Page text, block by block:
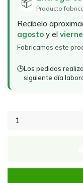
Producto
Recíbelo
agosto y el
Fabricamos este
🕒Los pedidos
siguiente día